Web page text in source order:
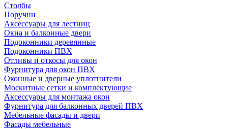
Столбы
Поручни
Аксессуары для лестниц
Окна и балконные двери
Подоконники деревянные
Подоконники ПВХ
Отливы и откосы для окон
Фурнитура для окон ПВХ
Оконные и дверные уплотнители
Москитные сетки и комплектующие
Аксессуары для монтажа окон
Фурнитура для балконных дверей ПВХ
Мебельные фасады и двери
Фасады мебельные